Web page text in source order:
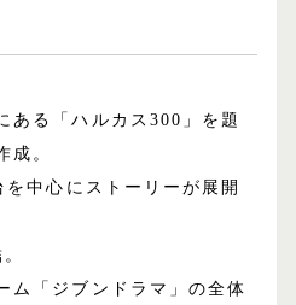
ある「ハルカス300」を題
成。
中心にストーリーが展開
ム「ジブンドラマ」の全体